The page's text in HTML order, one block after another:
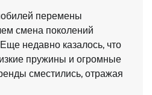
перемены
смена поколений
недавно казалось, что
пружины и огромные
сместились, отражая